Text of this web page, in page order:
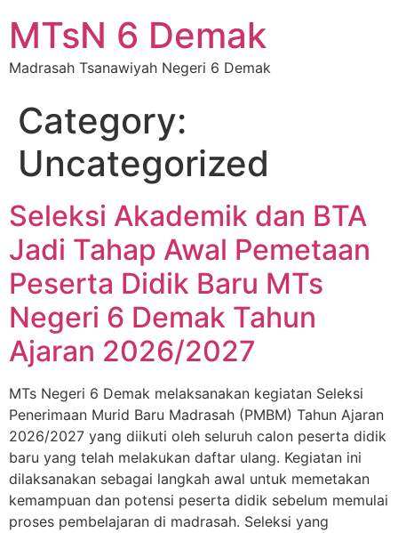
MTsN 6 Demak
Madrasah Tsanawiyah Negeri 6 Demak
Category:
Uncategorized
Seleksi Akademik dan BTA
Jadi Tahap Awal Pemetaan
Peserta Didik Baru MTs
Negeri 6 Demak Tahun
Ajaran 2026/2027
MTs Negeri 6 Demak melaksanakan kegiatan Seleksi
Penerimaan Murid Baru Madrasah (PMBM) Tahun Ajaran
2026/2027 yang diikuti oleh seluruh calon peserta didik
baru yang telah melakukan daftar ulang. Kegiatan ini
dilaksanakan sebagai langkah awal untuk memetakan
kemampuan dan potensi peserta didik sebelum memulai
proses pembelajaran di madrasah. Seleksi yang